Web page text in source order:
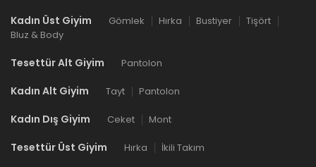
Kadın Üst Giyim Gömlek Hırka Bustiyer
Tişört
Bluz & Body
Tesettür Alt Giyim Pantolon
Kadın Alt Giyim Tayt Pantolon
Kadın Dış Giyim Ceket Mont
Tesettür Üst Giyim Hırka İkili Takım